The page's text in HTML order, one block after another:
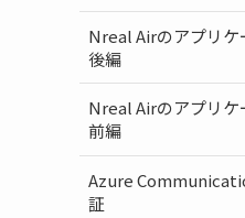
Nreal Airのアプリケ
後編
Nreal Airのアプリケ
前編
Azure
証